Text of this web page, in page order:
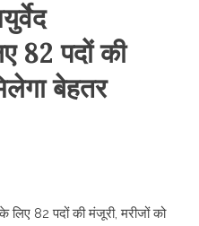
82 पदों की
बेहतर
लिए 82 पदों की मंजूरी, मरीजों को